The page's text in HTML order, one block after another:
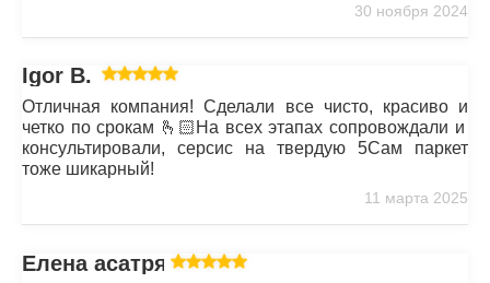
30 ноября 2024
Igor B.
Отличная компания! Сделали все чисто, красиво и
четко по срокам 🫰🏻На всех этапах сопровождали и
консультировали, серсис на твердую 5Сам паркет
тоже шикарный!
11 марта 2025
Елена асатрян